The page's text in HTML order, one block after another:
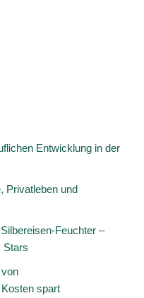
Entwicklung in der
Privatleben und
Feuchter –
Stars
spart